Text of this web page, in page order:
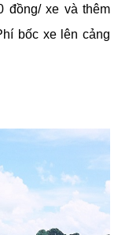
đồng/ xe và thêm
bốc xe lên cảng